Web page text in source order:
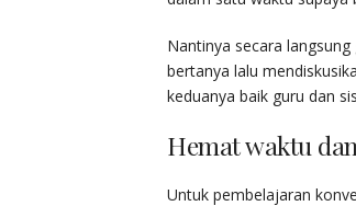
Nantinya secara
bertanya lalu
keduanya baik guru dan
Hemat waktu
Untuk pembelajaran